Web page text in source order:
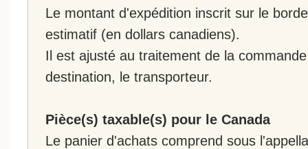
Le montant d'expédition inscrit sur le
estimatif (en dollars canadiens).
Il est ajusté au traitement de la
destination, le transporteur.
Pièce(s) taxable(s) pour le Canada
Le panier d'achats comprend sous